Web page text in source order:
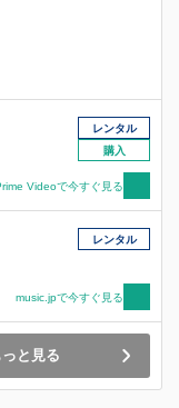
レンタル
購入
Videoで今すぐ見る
レンタル
music.jpで今すぐ見る
と見る